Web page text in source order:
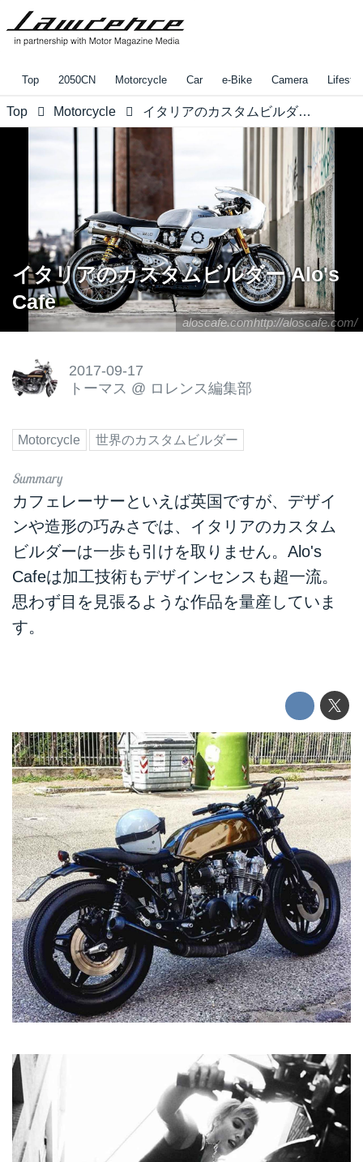
Top 2050CN Motorcycle Car e-Bike Camera
Top Motorcycle イタリアのカスタムビルダー Alo's Cafè
aloscafe.comhttp://aloscafe.com/
イタリアのカスタムビルダー Alo's
Cafè
2017-09-17
トーマス @ ロレンス編集部
Motorcycle 世界のカスタムビルダー
カフェレーサーといえば英国ですが、デザイ
ンや造形の巧みさでは、イタリアのカスタム
ビルダーは一歩も引けを取りません。Alo's
Cafeは加工技術もデザインセンスも超一流。
思わず目を見張るような作品を量産していま
す。